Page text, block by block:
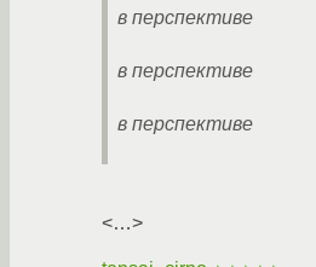
в перспективе
в перспективе
в перспективе
<…>